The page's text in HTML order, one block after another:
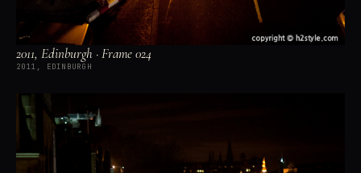
2011, Edinburgh · Frame 024
2011, EDINBURGH